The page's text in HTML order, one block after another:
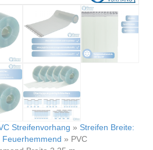
Streifenvorhang » Streifen Breite:
Feuerhemmend » PVC